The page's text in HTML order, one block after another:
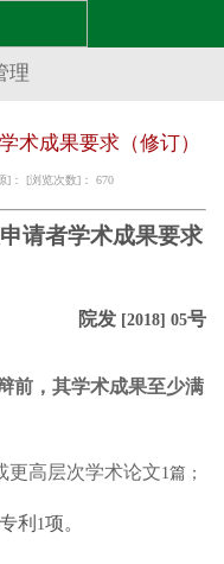
理
术成果要求（修订）
]： [浏览次数]： 670
请者学术成果要求
院发 [2018] 05号
前，其学术成果至少满
更高层次学术论文1篇；
利 1项。